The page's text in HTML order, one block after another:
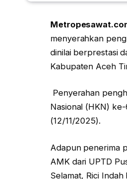
menyerahkan
dinilai berprestasi
Kabupaten Aceh
Penyerahan
Nasional (HKN)
(12/11/2025).
Adapun penerima
AMK dari UPTD
Selamat, Rici